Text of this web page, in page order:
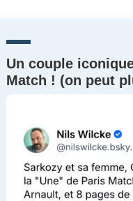
Un couple
Match ! (on peut